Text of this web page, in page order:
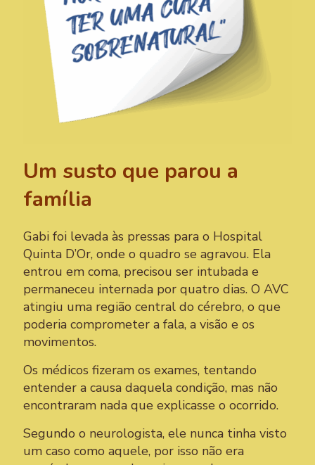
Um susto que parou a
família
Gabi foi levada às pressas para o Hospital
Quinta D’Or, onde o quadro se agravou. Ela
entrou em coma, precisou ser intubada e
permaneceu internada por quatro dias. O AVC
atingiu uma região central do cérebro, o que
poderia comprometer a fala, a visão e os
movimentos.
Os médicos fizeram os exames, tentando
entender a causa daquela condição, mas não
encontraram nada que explicasse o ocorrido.
Segundo o neurologista, ele nunca tinha visto
um caso como aquele, por isso não era